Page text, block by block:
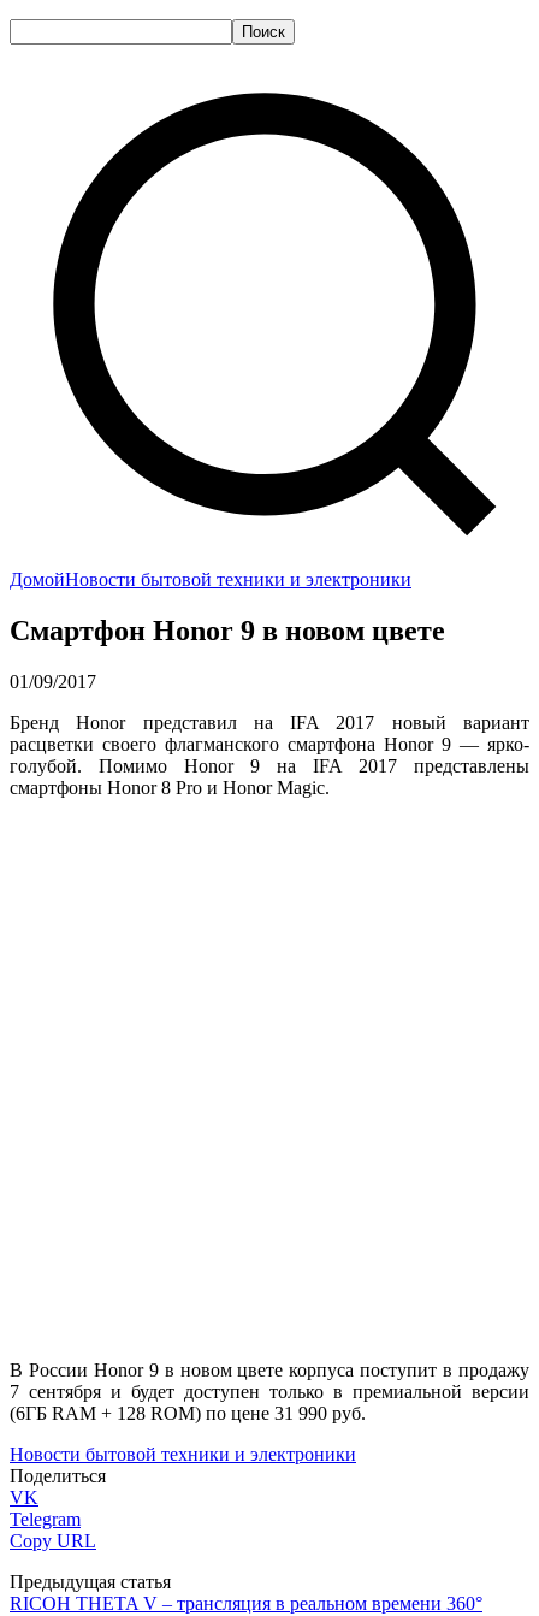
Поиск
ДомойНовости бытовой техники и электроники
Смартфон Honor 9 в новом цвете
01/09/2017
Бренд Honor представил на IFA 2017 новый вариант
расцветки своего флагманского смартфона Honor 9 — ярко-
голубой. Помимо Honor 9 на IFA 2017 представлены
смартфоны Honor 8 Pro и Honor Magic.
В России Honor 9 в новом цвете корпуса поступит в продажу
7 сентября и будет доступен только в премиальной версии
(6ГБ RAM + 128 ROM) по цене 31 990 руб.
Новости бытовой техники и электроники
Поделиться
VK
Telegram
Copy URL
Предыдущая статья
RICOH THETA V – трансляция в реальном времени 360°